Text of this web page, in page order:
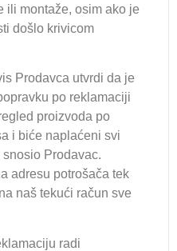
ili montaže, osim ako je
došlo krivicom
Prodavca utvrdi da je
po reklamaciji
proizvoda po
i biće naplaćeni svi
Prodavac.
adresu potrošača tek
naš tekući račun sve
radi